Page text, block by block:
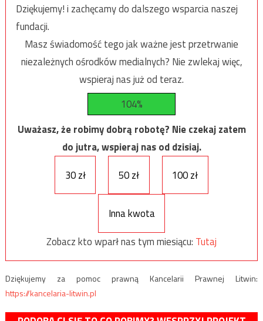
Dziękujemy! i zachęcamy do dalszego wsparcia naszej
fundacji.
Masz świadomość tego jak ważne jest przetrwanie
niezależnych ośrodków medialnych? Nie zwlekaj więc,
wspieraj nas już od teraz.
104%
Uważasz, że robimy dobrą robotę? Nie czekaj zatem
do jutra, wspieraj nas od dzisiaj.
30 zł
50 zł 100 zł
Inna kwota
Zobacz kto wparł nas tym miesiącu: Tutaj
Dziękujemy za pomoc prawną Kancelarii Prawnej Litwin:
https://kancelaria-litwin.pl